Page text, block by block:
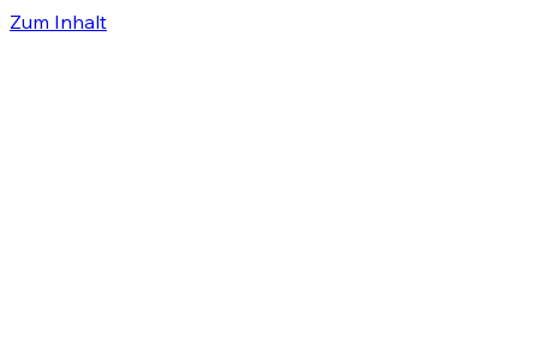
Zum Inhalt